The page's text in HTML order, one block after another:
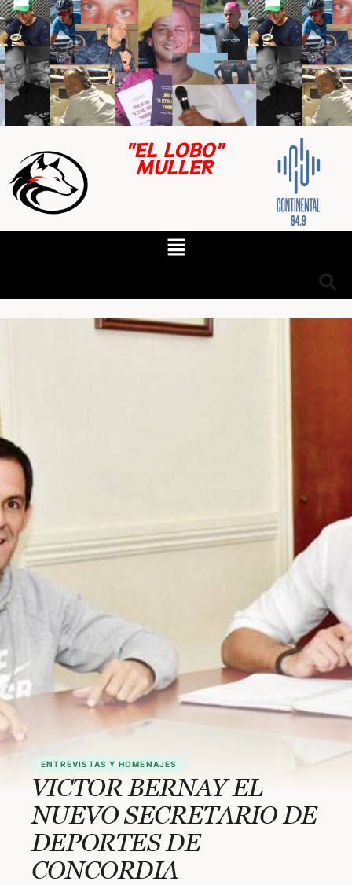
"EL LOBO"
MULLER
ENTREVISTAS Y HOMENAJES
VICTOR BERNAY EL
NUEVO SECRETARIO DE
DEPORTES DE
CONCORDIA